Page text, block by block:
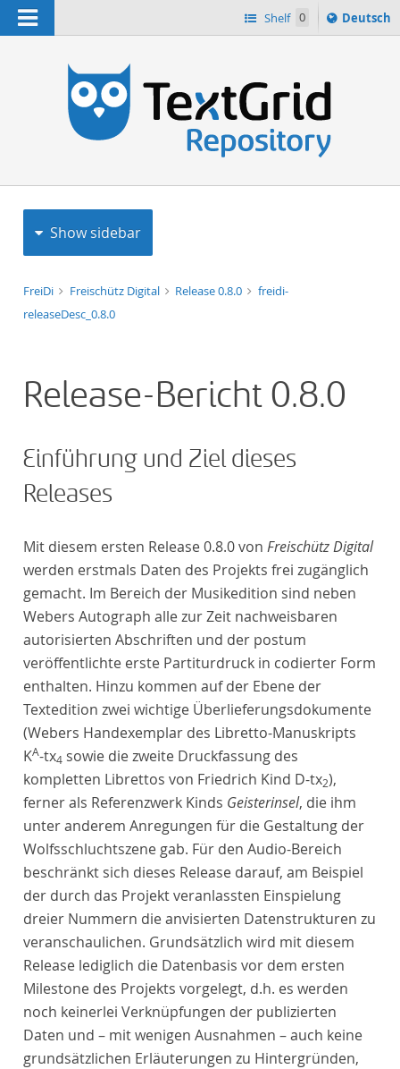
Navigation Shelf 0
Sprache
ï¿½ndern
Deutsch
Show sidebar
FreiDi Freischütz Digital Release 0.8.0
freidi-
releaseDesc_0.8.0
Release-Bericht 0.8.0
Einführung und Ziel dieses
Releases
Mit diesem ersten Release 0.8.0 von Freischütz Digital
werden erstmals Daten des Projekts frei zugänglich
gemacht. Im Bereich der Musikedition sind neben
Webers Autograph alle zur Zeit nachweisbaren
autorisierten Abschriften und der postum
veröffentlichte erste Partiturdruck in codierter Form
enthalten. Hinzu kommen auf der Ebene der
Textedition zwei wichtige Überlieferungsdokumente
(Webers Handexemplar des Libretto-Manuskripts
KA-tx4 sowie die zweite Druckfassung des
kompletten Librettos von Friedrich Kind D-tx2),
ferner als Referenzwerk Kinds Geisterinsel, die ihm
unter anderem Anregungen für die Gestaltung der
Wolfsschluchtszene gab. Für den Audio-Bereich
beschränkt sich dieses Release darauf, am Beispiel
der durch das Projekt veranlassten Einspielung
dreier Nummern die anvisierten Datenstrukturen zu
veranschaulichen. Grundsätzlich wird mit diesem
Release lediglich die Datenbasis vor dem ersten
Milestone des Projekts vorgelegt, d.h. es werden
noch keinerlei Verknüpfungen der publizierten
Daten und – mit wenigen Ausnahmen – auch keine
grundsätzlichen Erläuterungen zu Hintergründen,